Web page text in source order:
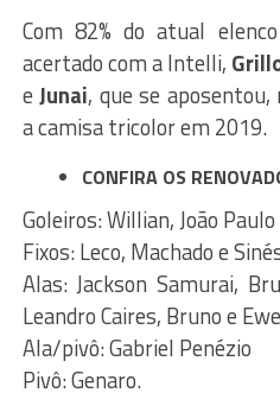
Com 82% do atual
acertado com a Intelli,
eJunai, que se aposentou,
a camisa tricolor em 2019.
CONFIRA OS
Goleiros: Willian, João
Fixos: Leco, Machado e
Alas: Jackson Samurai,
Leandro Caires, Bruno e
Ala/pivô: Gabriel Penézio
Pivô: Genaro.